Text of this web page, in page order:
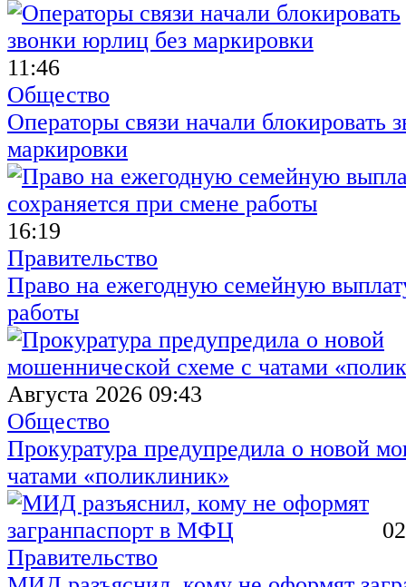
11:46
Общество
Операторы связи начали блокировать
маркировки
16:19
Правительство
Право на ежегодную семейную
работы
Августа 2026 09:43
Общество
Прокуратура предупредила о новой
чатами «поликлиник»
Правительство